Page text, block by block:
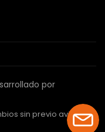
por
sin previo aviso.